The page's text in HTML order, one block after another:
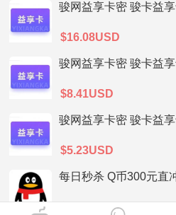
骏网益享卡密 骏卡益
$16.08USD
骏网益享卡密 骏卡益
$8.41USD
骏网益享卡密 骏卡益
$5.23USD
每日秒杀 Q币300元直
$47.69USD